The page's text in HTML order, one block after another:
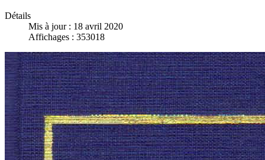
Détails
Mis à jour : 18 avril 2020
Affichages : 353018